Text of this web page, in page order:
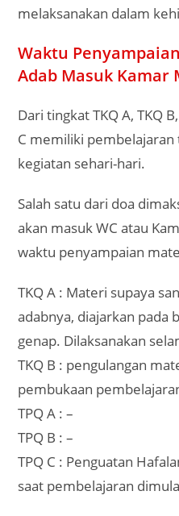
melaksanakan dalam
Waktu
Adab Masuk Kamar
Dari tingkat TKQ A, TKQ
C memiliki
kegiatan sehari-hari.
Salah satu dari doa
akan masuk WC atau
waktu penyampaian
TKQ A : Materi supaya
adabnya, diajarkan pada
genap. Dilaksanakan
TKQ B : pengulangan
pembukaan
TPQ A : –
TPQ B : –
TPQ C : Penguatan
saat pembelajaran